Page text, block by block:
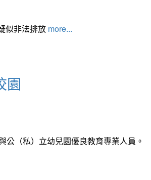
似非法排放 more...
園
（私）立幼兒園優良教育專業人員。